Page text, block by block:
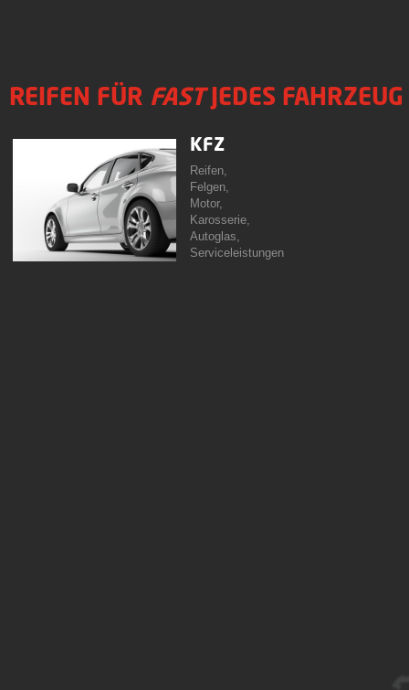
REIFEN FÜR FASTJEDES FAHRZEUG
KFZ
Reifen,
Felgen,
Motor,
Karosserie,
Autoglas,
Serviceleistungen